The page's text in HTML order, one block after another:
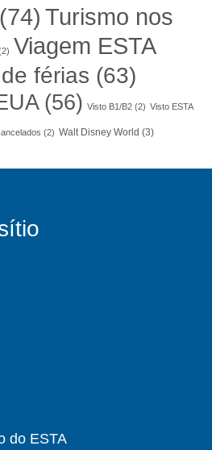
(74) Turismo nos
Viagem ESTA
férias (63)
(56) Visto B1/B2 (2) Visto ESTA
(2) Walt Disney World (3)
do ESTA